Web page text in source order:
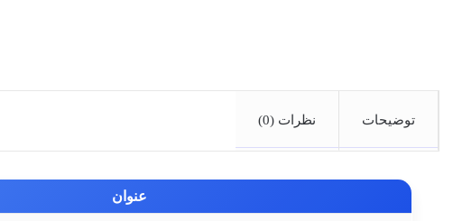
توضیحات نظرات (0)
عنوان